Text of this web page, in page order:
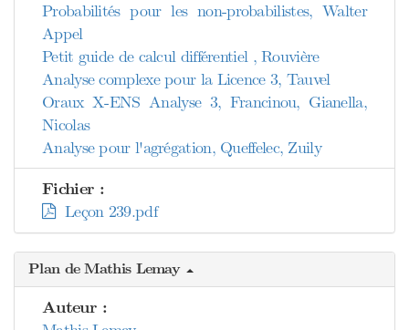
Probabilités pour les non-probabilistes, Walter
Appel
Petit guide de calcul différentiel , Rouvière
Analyse complexe pour la Licence 3, Tauvel
Oraux X-ENS Analyse 3, Francinou, Gianella,
Nicolas
Analyse pour l'agrégation, Queffelec, Zuily
Fichier :
Leçon 239.pdf
Plan de Mathis Lemay
Auteur :